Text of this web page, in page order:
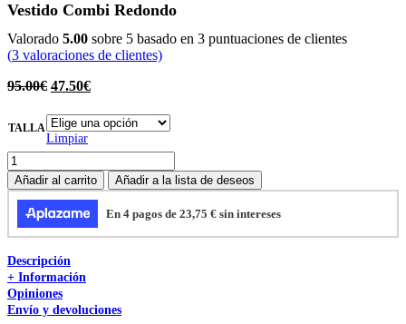
Vestido Combi Redondo
Valorado 5.00 sobre 5 basado en 3 puntuaciones de clientes
(3 valoraciones de clientes)
95.00€ 47.50€
TALLA
Limpiar
Añadir al carrito Añadir a la lista de deseos
Descripción
+ Información
Opiniones
Envío y devoluciones